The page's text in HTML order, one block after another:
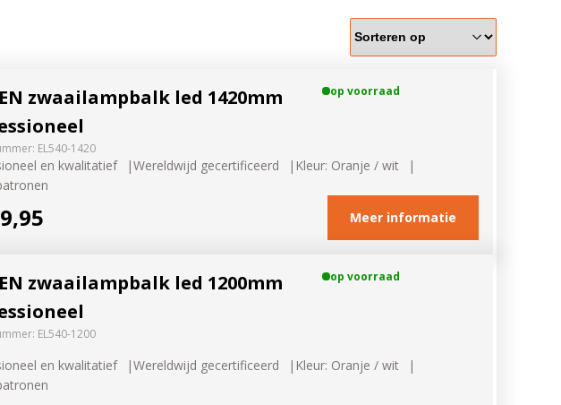
Selecteer het merk, model en het bouwjaar van jouw trekker en
PROBEER NU
zwaailampbalk led 1420mm
EL540-1420
op voorraad
en kwalitatief Wereldwijd gecertificeerd
Kleur: Oranje / wit
Meer informatie
zwaailampbalk led 1200mm
EL540-1200
op voorraad
en kwalitatief Wereldwijd gecertificeerd
Kleur: Oranje / wit